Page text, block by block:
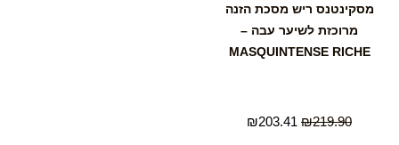
מסקינטנס ריש מסכת הזנה
מרוכזת לשיער עבה –
MASQUINTENSE RICHE
₪219.90
₪203.41